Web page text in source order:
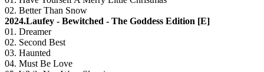
02. Better Than Snow
2024.Laufey - Bewitched - The Goddess Edition [E]
01. Dreamer
02. Second Best
03. Haunted
04. Must Be Love